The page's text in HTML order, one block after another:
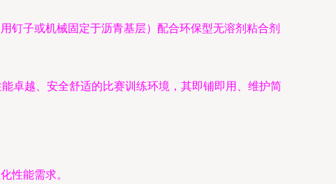
钉子或机械固定于沥青基层）配合环保型无溶剂粘合剂
卓越、安全舒适的比赛训练环境，其即铺即用、维护简
性能需求。